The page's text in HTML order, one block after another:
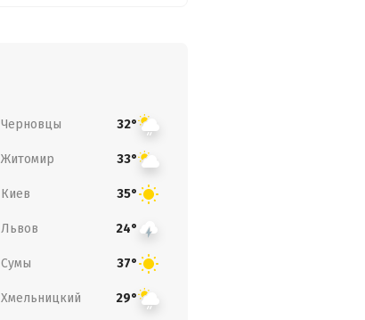
Черновцы 32°
Житомир 33°
Киев 35°
Львов 24°
Сумы 37°
Хмельницкий 29°